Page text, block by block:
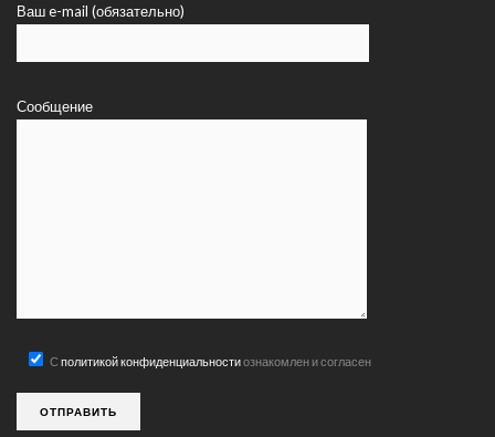
Ваш e-mail (обязательно)
Сообщение
С политикой конфиденциальностиознакомлен и согласен